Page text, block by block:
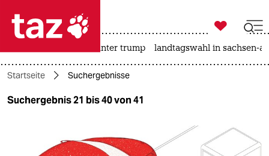
 taz zahl ich
taz zahl ich
themen

taz zahl ich
usa unter trump landtagswahl in sachsen-
Startseite Suchergebnisse
Suchergebnis 21 bis 40 von 41